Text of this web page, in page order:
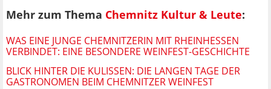
Mehr zum Thema Chemnitz Kultur & Leute:
WAS EINE JUNGE CHEMNITZERIN MIT RHEINHESSEN
VERBINDET: EINE BESONDERE WEINFEST-GESCHICHTE
BLICK HINTER DIE KULISSEN: DIE LANGEN TAGE DER
GASTRONOMEN BEIM CHEMNITZER WEINFEST